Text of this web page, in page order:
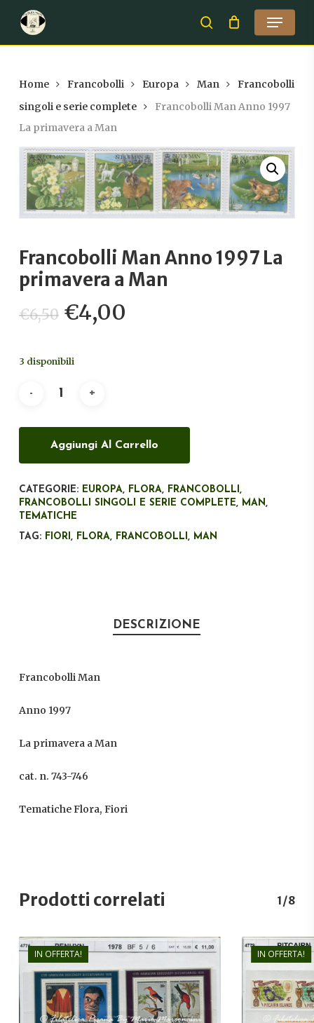
main
search
Menu
Home Francobolli Europa Man
Francobolli
singoli e serie complete
Francobolli Man Anno 1997
La primavera a Man
Francobolli Man Anno 1997 La
primavera a Man
€6,50 Il
prezzo
originale
€6,50.
€4,00
3 disponibili
Aggiungi Al Carrello
CATEGORIE: EUROPA, FLORA, FRANCOBOLLI ,
FRANCOBOLLI SINGOLI E SERIE COMPLETE, MAN,
TEMATICHE
TAG: FIORI , FLORA, FRANCOBOLLI , MAN
DESCRIZIONE
Francobolli Man
Anno 1997
La primavera a Man
cat. n. 743-746
Tematiche Flora, Fiori
Prodotti correlati 1/8
IN OFFERTA!
€11,00
€ 7,50
IN OFFERTA!
Close